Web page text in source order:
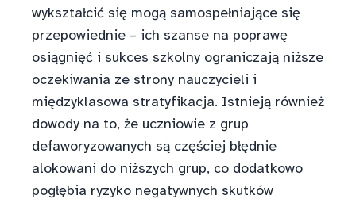
wykształcić się mogą samospełniające się
przepowiednie – ich szanse na poprawę
osiągnięć i sukces szkolny ograniczają niższe
oczekiwania ze strony nauczycieli i
międzyklasowa stratyfikacja. Istnieją również
dowody na to, że uczniowie z grup
defaworyzowanych są częściej błędnie
alokowani do niższych grup, co dodatkowo
pogłębia ryzyko negatywnych skutków